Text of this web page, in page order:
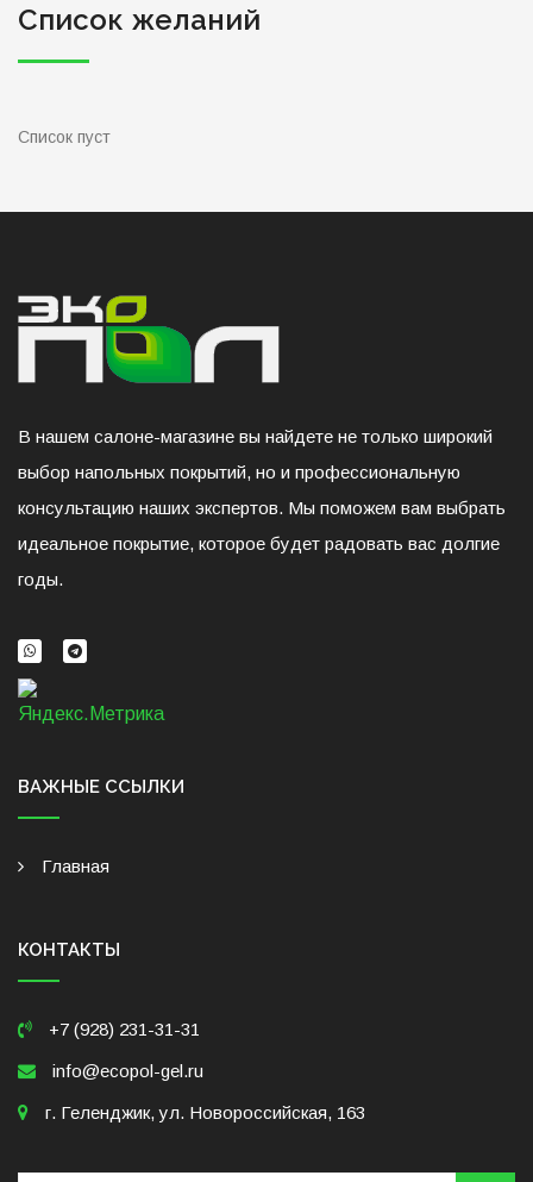
Список желаний
Список пуст
В нашем салоне-магазине вы найдете не только широкий
выбор напольных покрытий, но и профессиональную
консультацию наших экспертов. Мы поможем вам выбрать
идеальное покрытие, которое будет радовать вас долгие
годы.
ВАЖНЫЕ ССЫЛКИ
Главная
КОНТАКТЫ
+7 (928) 231-31-31
info@ecopol-gel.ru
г. Геленджик, ул. Новороссийская, 163